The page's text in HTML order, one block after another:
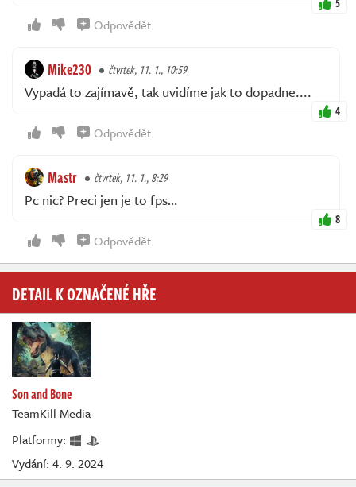
Odpovědět
Mike230 čtvrtek, 11. 1., 10:59
Vypadá to zajímavě, tak uvidíme jak to dopadne....
4
Odpovědět
Mastr čtvrtek, 11. 1., 8:29
Pc nic? Preci jen je to fps…
8
Odpovědět
DETAIL K OZNAČENÉ HŘE
Son and Bone
TeamKill Media
Platformy:
Vydání: 4. 9. 2024